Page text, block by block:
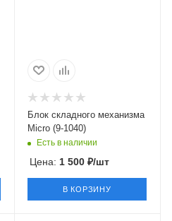
Блок складного механизма
Micro (9-1040)
Есть в наличии
Цена: 1 500₽/шт
В КОРЗИНУ